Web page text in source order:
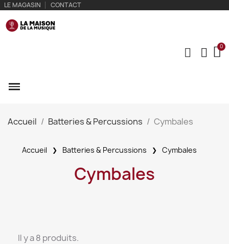
LE MAGASIN CONTACT
Accueil Batteries & Percussions Cymbales
Accueil Batteries & Percussions Cymbales
Cymbales
Il y a 8 produits.